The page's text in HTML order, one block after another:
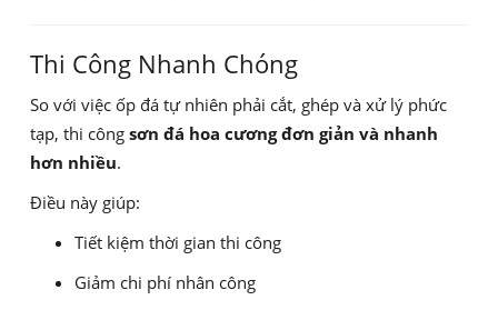
Thi Công Nhanh Chóng
So với việc ốp đá tự nhiên phải cắt, ghép và xử lý phức
tạp, thi công sơn đá hoa cương đơn giản và nhanh
hơn nhiều.
Điều này giúp:
Tiết kiệm thời gian thi công
Giảm chi phí nhân công